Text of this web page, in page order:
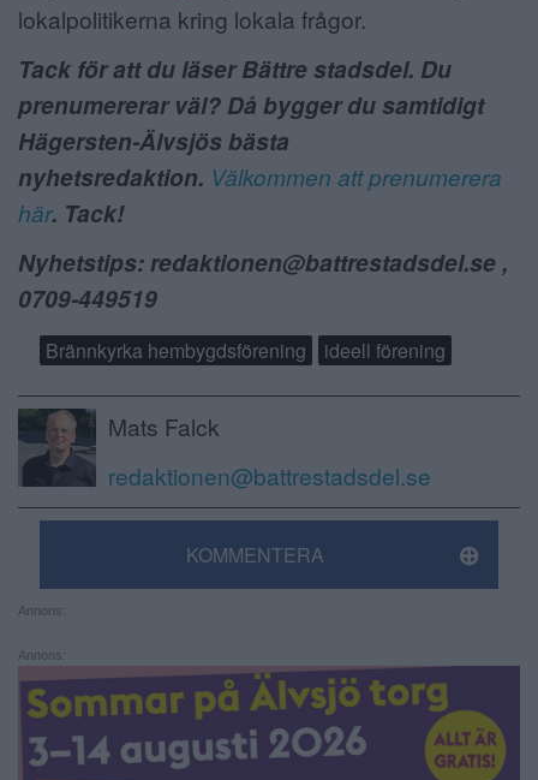
lokalpolitikerna kring lokala frågor.
Tack för att du läser Bättre stadsdel. Du
prenumererar väl? Då bygger du samtidigt
Hägersten-Älvsjös bästa
nyhetsredaktion. Välkommen att prenumerera
här. Tack!
Nyhetstips: redaktionen@battrestadsdel.se ,
0709-449519
Brännkyrka hembygdsförening ideell förening
Mats Falck
redaktionen@battrestadsdel.se
KOMMENTERA
Annons:
Annons: